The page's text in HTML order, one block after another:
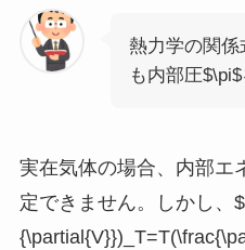
熱力学の関
も内部圧
実在気体の場合、内部エ
定できません。しかし、